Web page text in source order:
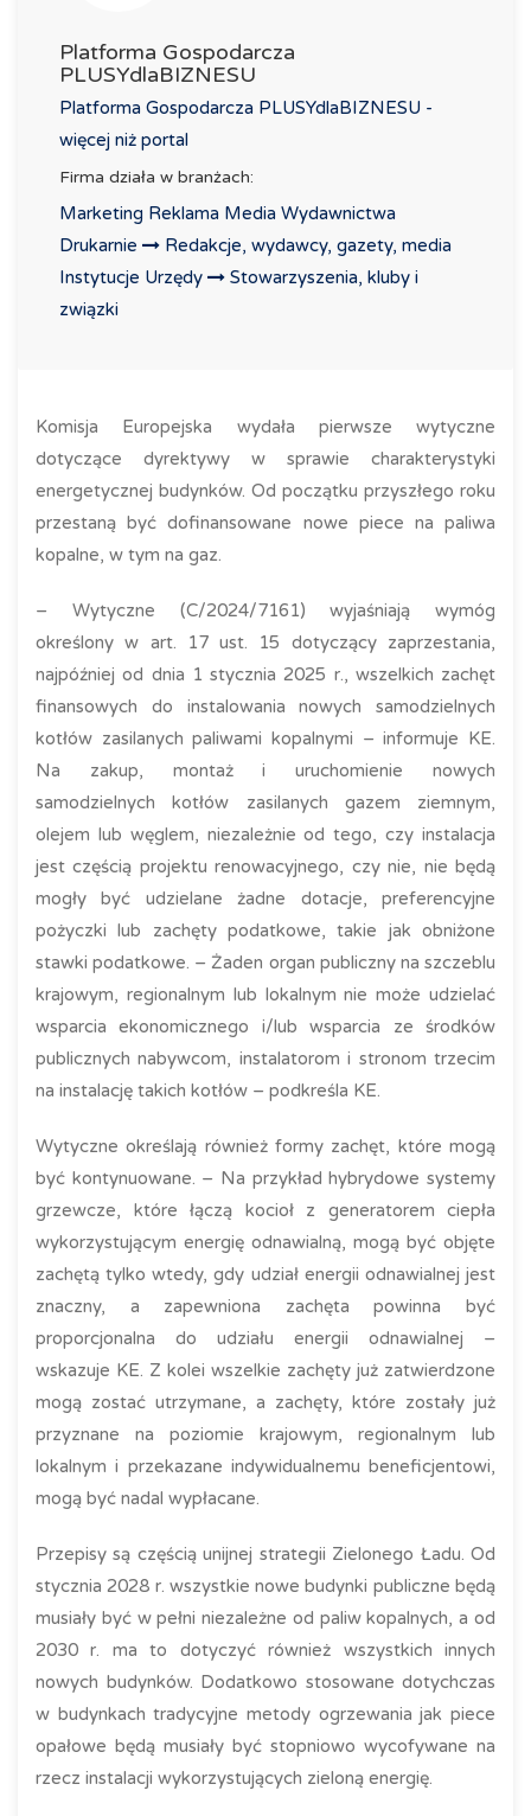
Platforma Gospodarcza
PLUSYdlaBIZNESU
Platforma Gospodarcza PLUSYdlaBIZNESU -
więcej niż portal
Firma działa w branżach:
Marketing Reklama Media Wydawnictwa
Drukarnie
Redakcje, wydawcy, gazety, media
Instytucje Urzędy
Stowarzyszenia, kluby i
związki
Komisja Europejska wydała pierwsze wytyczne
dotyczące dyrektywy w sprawie charakterystyki
energetycznej budynków. Od początku przyszłego roku
przestaną być dofinansowane nowe piece na paliwa
kopalne, w tym na gaz.
– Wytyczne (C/2024/7161) wyjaśniają wymóg
określony w art. 17 ust. 15 dotyczący zaprzestania,
najpóźniej od dnia 1 stycznia 2025 r., wszelkich zachęt
finansowych do instalowania nowych samodzielnych
kotłów zasilanych paliwami kopalnymi – informuje KE.
Na zakup, montaż i uruchomienie nowych
samodzielnych kotłów zasilanych gazem ziemnym,
olejem lub węglem, niezależnie od tego, czy instalacja
jest częścią projektu renowacyjnego, czy nie, nie będą
mogły być udzielane żadne dotacje, preferencyjne
pożyczki lub zachęty podatkowe, takie jak obniżone
stawki podatkowe. – Żaden organ publiczny na szczeblu
krajowym, regionalnym lub lokalnym nie może udzielać
wsparcia ekonomicznego i/lub wsparcia ze środków
publicznych nabywcom, instalatorom i stronom trzecim
na instalację takich kotłów – podkreśla KE.
Wytyczne określają również formy zachęt, które mogą
być kontynuowane. – Na przykład hybrydowe systemy
grzewcze, które łączą kocioł z generatorem ciepła
wykorzystującym energię odnawialną, mogą być objęte
zachętą tylko wtedy, gdy udział energii odnawialnej jest
znaczny, a zapewniona zachęta powinna być
proporcjonalna do udziału energii odnawialnej –
wskazuje KE. Z kolei wszelkie zachęty już zatwierdzone
mogą zostać utrzymane, a zachęty, które zostały już
przyznane na poziomie krajowym, regionalnym lub
lokalnym i przekazane indywidualnemu beneficjentowi,
mogą być nadal wypłacane.
Przepisy są częścią unijnej strategii Zielonego Ładu. Od
stycznia 2028 r. wszystkie nowe budynki publiczne będą
musiały być w pełni niezależne od paliw kopalnych, a od
2030 r. ma to dotyczyć również wszystkich innych
nowych budynków. Dodatkowo stosowane dotychczas
w budynkach tradycyjne metody ogrzewania jak piece
opałowe będą musiały być stopniowo wycofywane na
rzecz instalacji wykorzystujących zieloną energię.